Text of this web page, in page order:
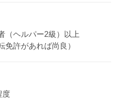
（ヘルパー2級）以上
免許があれば尚良）
度